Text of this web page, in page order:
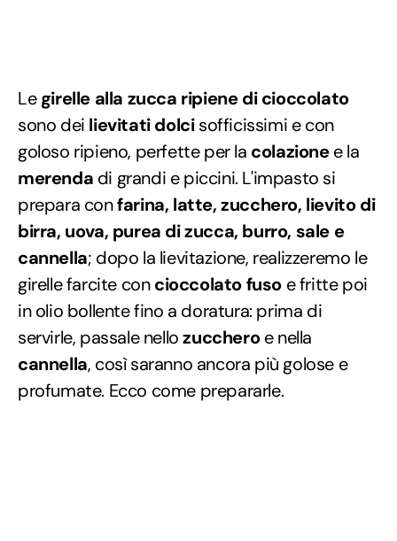
Legirelle alla zucca ripiene di cioccolato
sono dei lievitati dolcisofficissimi e con
goloso ripieno, perfette per la colazionee la
merenda di grandi e piccini. L'impasto si
prepara confarina, latte, zucchero, lievito di
birra, uova, purea di zucca, burro, sale e
cannella; dopo la lievitazione, realizzeremo le
girelle farcite concioccolato fuso e fritte poi
in olio bollente fino a doratura: prima di
servirle, passale nellozuccheroe nella
cannella, così saranno ancora più golose e
profumate. Ecco come prepararle.